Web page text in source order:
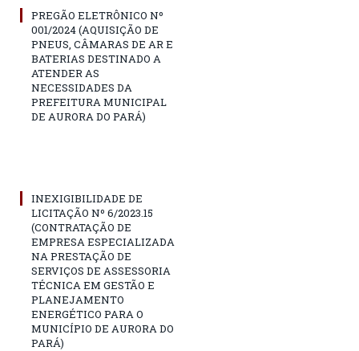
PREGÃO ELETRÔNICO Nº
001/2024 (AQUISIÇÃO DE
PNEUS, CÂMARAS DE AR E
BATERIAS DESTINADO A
ATENDER AS
NECESSIDADES DA
PREFEITURA MUNICIPAL
DE AURORA DO PARÁ)
INEXIGIBILIDADE DE
LICITAÇÃO Nº 6/2023.15
(CONTRATAÇÃO DE
EMPRESA ESPECIALIZADA
NA PRESTAÇÃO DE
SERVIÇOS DE ASSESSORIA
TÉCNICA EM GESTÃO E
PLANEJAMENTO
ENERGÉTICO PARA O
MUNICÍPIO DE AURORA DO
PARÁ)